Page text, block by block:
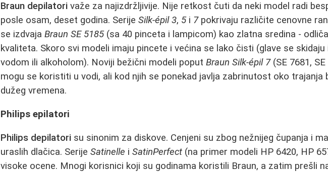
Braun depilatori važe za najizdržljivije. Nije retkost čuti da neki model radi
posle osam, deset godina. SerijeSilk-épil 3, 5i 7pokrivaju različite cenovne
se izdvajaBraun SE 5185(sa 40 pinceta i lampicom) kao zlatna sredina -
kvaliteta. Skoro svi modeli imaju pincete i većina se lako čisti (glave se skidaju
vodom ili alkoholom). Noviji bežični modeli poputBraun Silk-épil 7(SE 7681,
mogu se koristiti u vodi, ali kod njih se ponekad javlja zabrinutost oko trajanja
dužeg vremena.
Philips epilatori
Philips depilatori su sinonim za diskove. Cenjeni su zbog nežnijeg čupanja i
uraslih dlačica. SerijeSatinelle iSatinPerfect (na primer modeli HP 6420, HP
visoke ocene. Mnogi korisnici koji su godinama koristili Braun, a zatim prešli